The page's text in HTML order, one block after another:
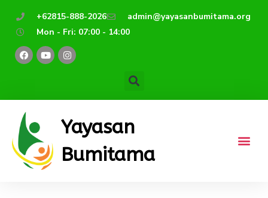
+62815-888-2026
admin@yayasanbumitama.org
Mon - Fri: 07:00 - 14:00
F
a
c
o
k
Y
o
u
e
I
n
s
r
m
Yayasan
Bumitama